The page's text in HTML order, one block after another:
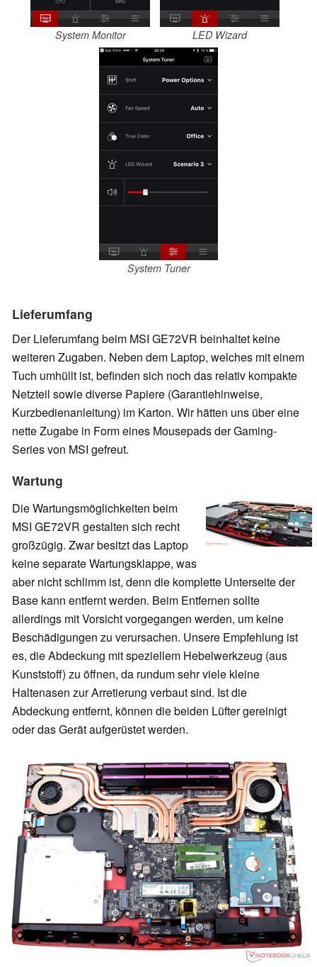
System Monitor LED Wizard
System Tuner
Lieferumfang
Der Lieferumfang beim MSI GE72VR beinhaltet keine
weiteren Zugaben. Neben dem Laptop, welches mit einem
Tuch umhüllt ist, befinden sich noch das relativ kompakte
Netzteil sowie diverse Papiere (Garantiehinweise,
Kurzbedienanleitung) im Karton. Wir hätten uns über eine
nette Zugabe in Form eines Mousepads der Gaming-
Series von MSI gefreut.
Wartung
Die Wartungsmöglichkeiten beim
MSI GE72VR gestalten sich recht
großzügig. Zwar besitzt das Laptop
keine separate Wartungsklappe, was
aber nicht schlimm ist, denn die komplette Unterseite der
Base kann entfernt werden. Beim Entfernen sollte
allerdings mit Vorsicht vorgegangen werden, um keine
Beschädigungen zu verursachen. Unsere Empfehlung ist
es, die Abdeckung mit speziellem Hebelwerkzeug (aus
Kunststoff) zu öffnen, da rundum sehr viele kleine
Haltenasen zur Arretierung verbaut sind. Ist die
Abdeckung entfernt, können die beiden Lüfter gereinigt
oder das Gerät aufgerüstet werden.